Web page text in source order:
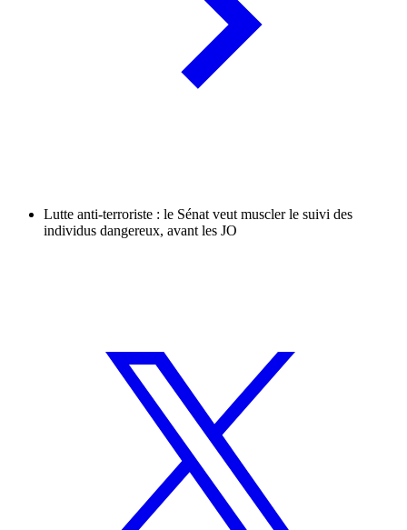
Lutte anti-terroriste : le Sénat veut muscler le suivi des
individus dangereux, avant les JO